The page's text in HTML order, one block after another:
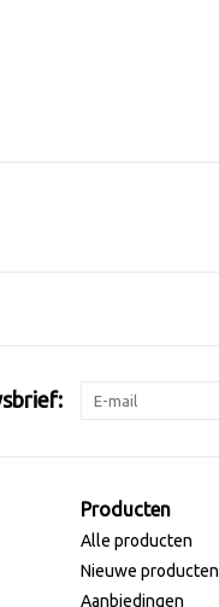
Producten
Alle producten
Nieuwe producten
Aanbiedingen